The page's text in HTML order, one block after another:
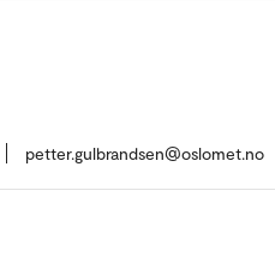
petter.gulbrandsen@oslomet.no